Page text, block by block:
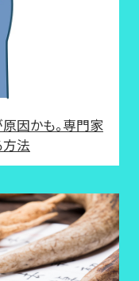
因かも。専門家
方法